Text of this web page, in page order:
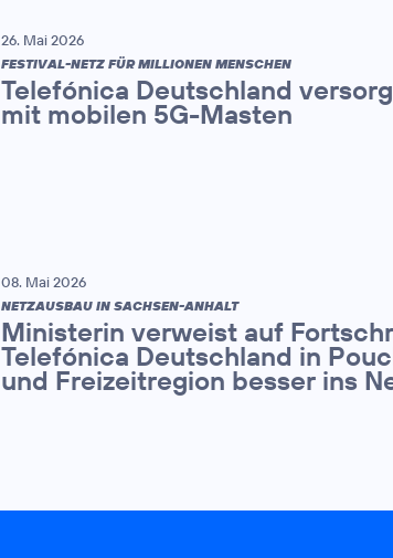
26. Mai 2026
FESTIVAL-NETZ FÜR MILLIONEN MENSCHEN
Telefónica Deutschland
mit mobilen 5G-Masten
08. Mai 2026
NETZAUSBAU IN SACHSEN-ANHALT
Ministerin verweist auf
Telefónica Deutschland in
und Freizeitregion besser ins